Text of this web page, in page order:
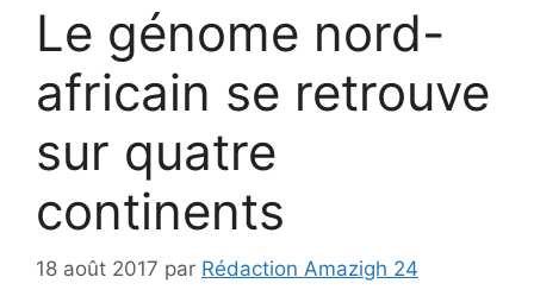
Le génome nord-
africain se retrouve
sur quatre
continents
18 août 2017 par Rédaction Amazigh 24